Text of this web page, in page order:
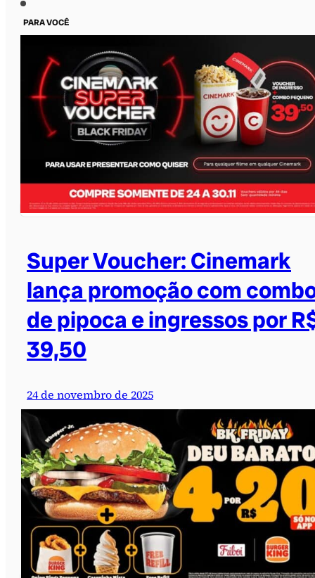
PARA VOCÊ
Super Voucher: Cinemark
lança promoção com
de pipoca e ingressos por
39,50
24 de novembro de 2025